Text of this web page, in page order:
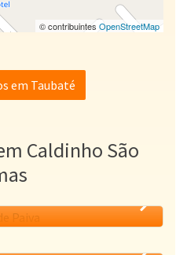
© contribuintes OpenStreetMap
em Taubaté
Caldinho São